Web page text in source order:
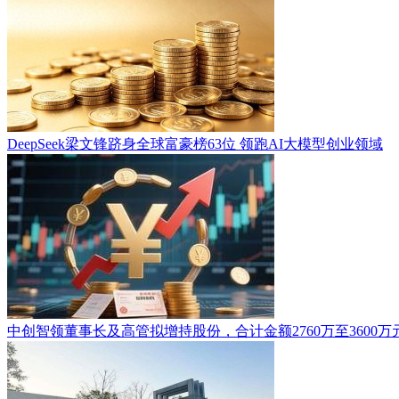
DeepSeek梁文锋跻身全球富豪榜63位 领跑AI大模型创业领域
中创智领董事长及高管拟增持股份，合计金额2760万至3600万